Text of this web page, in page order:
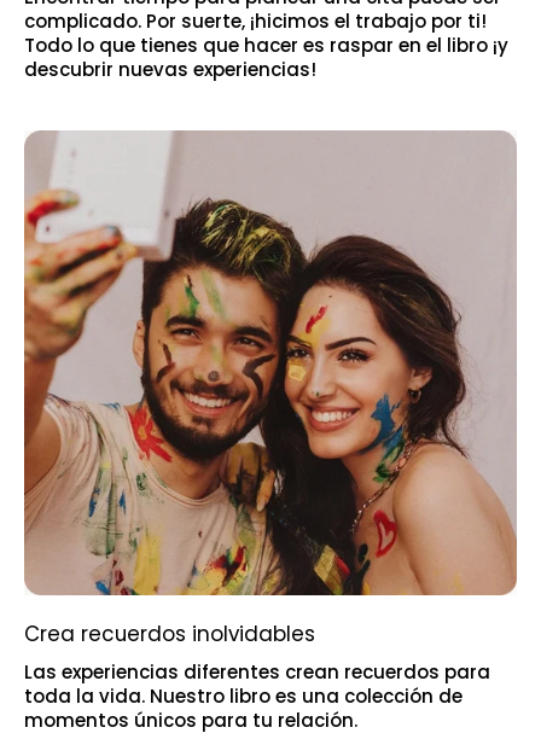
complicado. Por suerte, ¡hicimos el trabajo por ti!
Todo lo que tienes que hacer es raspar en el libro ¡y
descubrir nuevas experiencias!
Crea recuerdos inolvidables
Las experiencias diferentes crean recuerdos para
toda la vida. Nuestro libro es una colección de
momentos únicos para tu relación.